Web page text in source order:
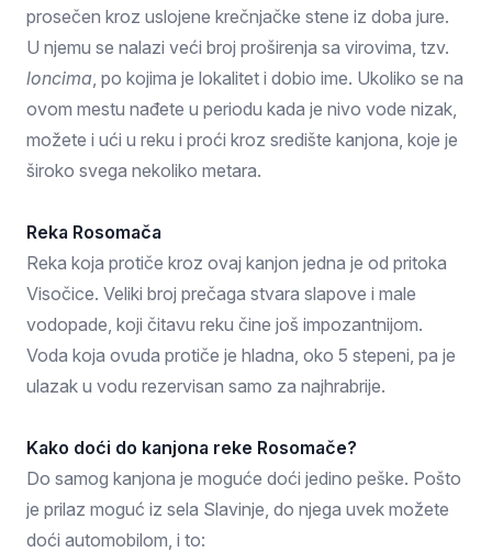
prosečen kroz uslojene krečnjačke stene iz doba jure.
U njemu se nalazi veći broj proširenja sa virovima, tzv.
loncima, po kojima je lokalitet i dobio ime. Ukoliko se na
ovom mestu nađete u periodu kada je nivo vode nizak,
možete i ući u reku i proći kroz središte kanjona, koje je
široko svega nekoliko metara.
Reka Rosomača
Reka koja protiče kroz ovaj kanjon jedna je od pritoka
Visočice. Veliki broj prečaga stvara slapove i male
vodopade, koji čitavu reku čine još impozantnijom.
Voda koja ovuda protiče je hladna, oko 5 stepeni, pa je
ulazak u vodu rezervisan samo za najhrabrije.
Kako doći do kanjona reke Rosomače?
Do samog kanjona je moguće doći jedino peške. Pošto
je prilaz moguć iz sela Slavinje, do njega uvek možete
doći automobilom, i to: